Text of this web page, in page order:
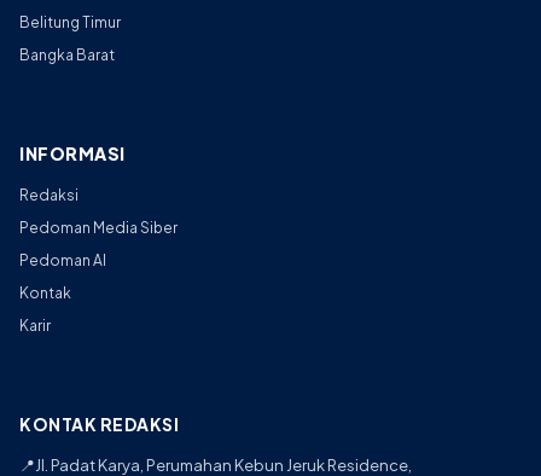
Belitung Timur
Bangka Barat
INFORMASI
Redaksi
Pedoman Media Siber
Pedoman AI
Kontak
Karir
KONTAK REDAKSI
📍Jl. Padat Karya, Perumahan Kebun Jeruk Residence,